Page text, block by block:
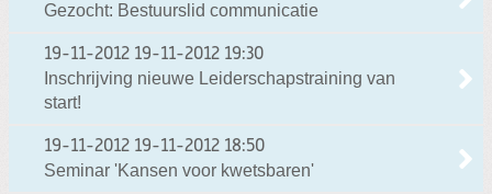
Gezocht: Bestuurslid communicatie
19-11-2012 19-11-2012 19:30
Inschrijving nieuwe Leiderschapstraining van
start!
19-11-2012 19-11-2012 18:50
Seminar 'Kansen voor kwetsbaren'